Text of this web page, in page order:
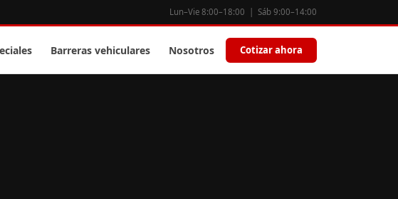
Lun–Vie 8:00–18:00 | Sáb 9:00–14:00
Barreras vehiculares Nosotros Cotizar ahora